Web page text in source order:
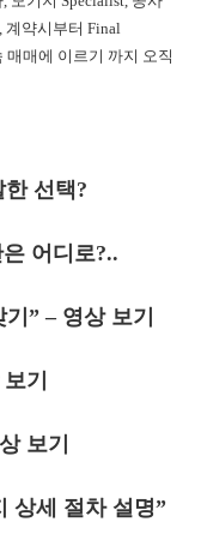
계약시부터 Final
매매에 이르기 까지 오직
선택?
어디로?..
” – 영상 보기
기
보기
상세 절차 설명”